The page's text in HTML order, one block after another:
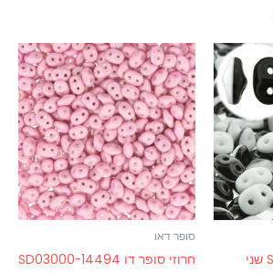
חרוזי סופר דו SD3849 שני
סופר דאו
חרוזי סופר דו SD03000-14494